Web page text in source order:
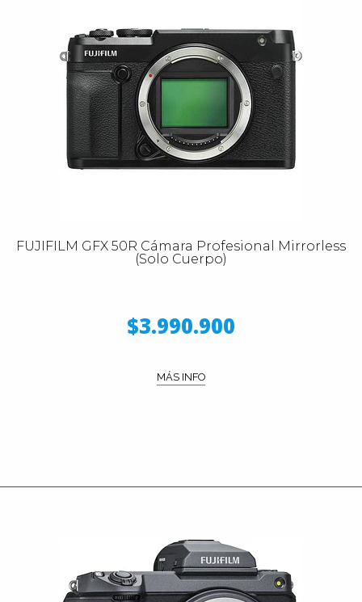
FUJIFILM GFX 50R Cámara Profesional Mirrorless
(Solo Cuerpo)
$3.990.900
MÁS INFO